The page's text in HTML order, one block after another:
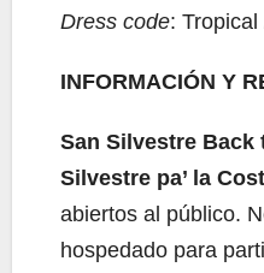
Dress code: Tropical
INFORMACIÓN Y
San Silvestre Back
Silvestre pa’ la
abiertos al público.
hospedado para